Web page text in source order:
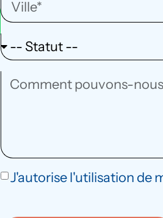
J'autorise l'utilisation de